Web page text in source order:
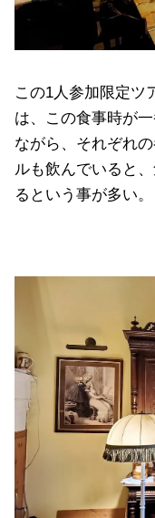
この1人参加限定ツ
は、この食事時が
ながら、それぞれ
ルも飲んでいると
るという事が多い。